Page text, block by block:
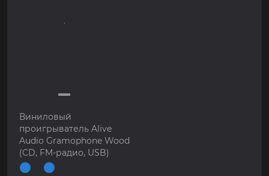
Виниловый
проигрыватель Alive
Audio Gramophone Wood
(CD, FM-радио, USB)